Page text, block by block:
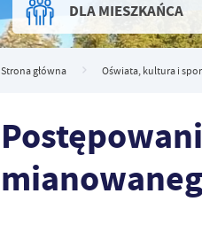
DLA MIESZKAŃCA
Strona główna Oświata, kultura i